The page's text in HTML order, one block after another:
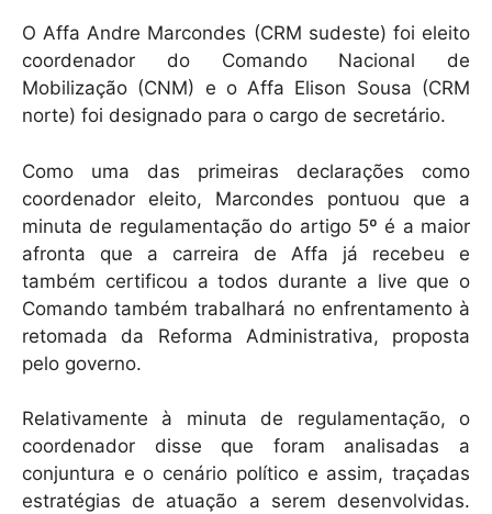
O Affa Andre Marcondes (CRM sudeste) foi eleito
coordenador do Comando Nacional de
Mobilização (CNM) e o Affa Elison Sousa (CRM
norte) foi designado para o cargo de secretário.
Como uma das primeiras declarações como
coordenador eleito, Marcondes pontuou que a
minuta de regulamentação do artigo 5º é a maior
afronta que a carreira de Affa já recebeu e
também certificou a todos durante a live que o
Comando também trabalhará no enfrentamento à
retomada da Reforma Administrativa, proposta
pelo governo.
Relativamente à minuta de regulamentação, o
coordenador disse que foram analisadas a
conjuntura e o cenário político e assim, traçadas
estratégias de atuação a serem desenvolvidas.